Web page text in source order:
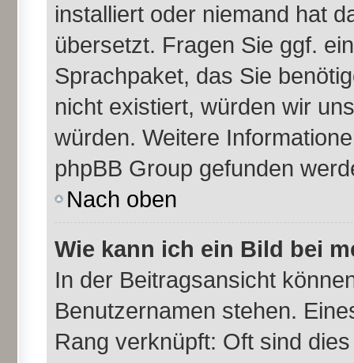
installiert oder niemand hat
übersetzt. Fragen Sie ggf.
Sprachpaket, das Sie
nicht existiert, würden wir
würden. Weitere
phpBB Group gefunden
Nach oben
Wie kann ich ein Bild bei
In der Beitragsansicht
Benutzernamen stehen.
Rang verknüpft: Oft sind